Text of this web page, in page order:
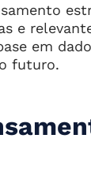
e
em
futuro.